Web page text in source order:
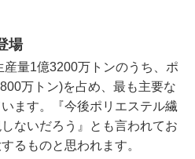
場
量1億3200万トンのうち、ポ
万トン)を占め、最も主要な
ます。『今後ポリエステル繊
ないだろう』とも言われてお
るものと思われます。